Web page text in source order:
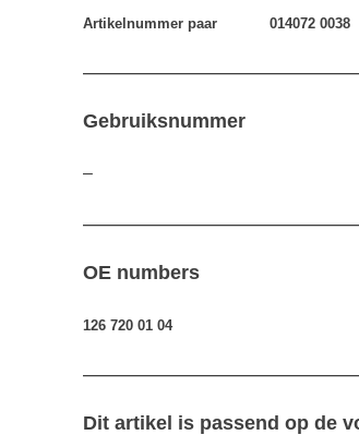
Artikelnummer paar 014072 0038
Gebruiksnummer
–
OE numbers
126 720 01 04
Dit artikel is passend op de